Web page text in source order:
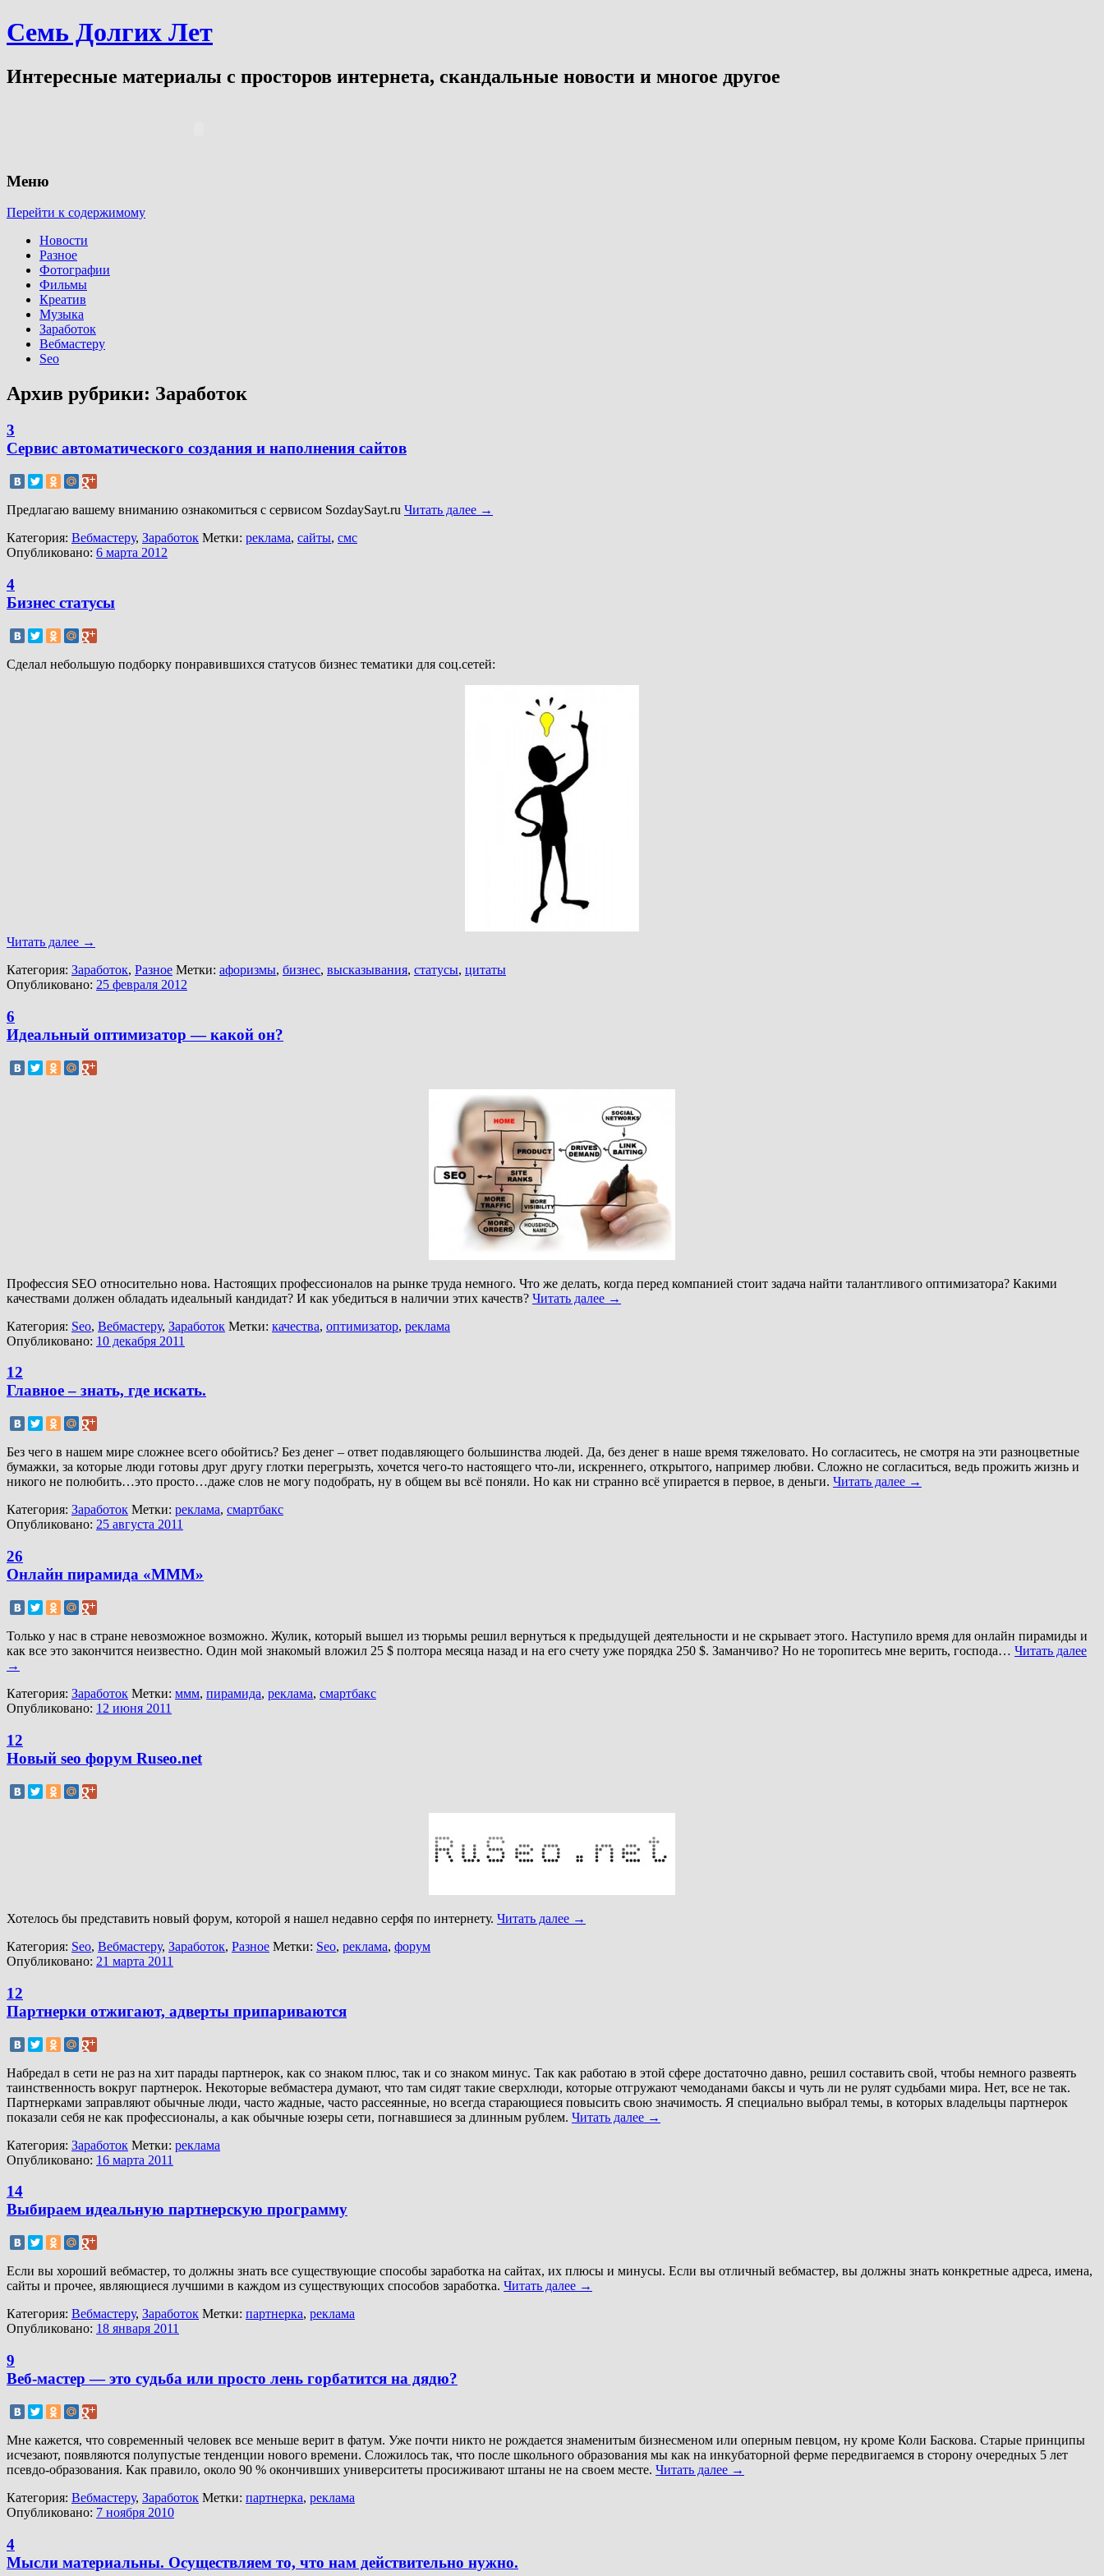
Семь Долгих Лет
Интересные материалы с просторов интернета, скандальные новости и многое другое
Меню
Перейти к содержимому
Новости
Разное
Фотографии
Фильмы
Креатив
Музыка
Заработок
Вебмастеру
Seo
Архив рубрики: Заработок
3
Сервис автоматического создания и наполнения сайтов
Предлагаю вашему вниманию ознакомиться с сервисом SozdaySayt.ru Читать далее →
Категория: Вебмастеру, Заработок Метки: реклама, сайты, смс
Опубликовано: 6 марта 2012
4
Бизнес статусы
Сделал небольшую подборку понравившихся статусов бизнес тематики для соц.сетей:
Читать далее →
Категория: Заработок, Разное Метки: афоризмы, бизнес, высказывания, статусы, цитаты
Опубликовано: 25 февраля 2012
6
Идеальный оптимизатор — какой он?
Профессия SEO относительно нова. Настоящих профессионалов на рынке труда немного. Что же делать, когда перед компанией стоит задача найти талантливого оптимизатора? Какими
качествами должен обладать идеальный кандидат? И как убедиться в наличии этих качеств? Читать далее →
Категория: Seo, Вебмастеру, Заработок Метки: качества, оптимизатор, реклама
Опубликовано: 10 декабря 2011
12
Главное – знать, где искать.
Без чего в нашем мире сложнее всего обойтись? Без денег – ответ подавляющего большинства людей. Да, без денег в наше время тяжеловато. Но согласитесь, не смотря на эти разноцветные
бумажки, за которые люди готовы друг другу глотки перегрызть, хочется чего-то настоящего что-ли, искреннего, открытого, например любви. Сложно не согласиться, ведь прожить жизнь и
никого не полюбить…это просто…даже слов не могу подобрать, ну в общем вы всё поняли. Но как ни странно всё упирается в первое, в деньги. Читать далее →
Категория: Заработок Метки: реклама, смартбакс
Опубликовано: 25 августа 2011
26
Онлайн пирамида «МММ»
Только у нас в стране невозможное возможно. Жулик, который вышел из тюрьмы решил вернуться к предыдущей деятельности и не скрывает этого. Наступило время для онлайн пирамиды и
как все это закончится неизвестно. Один мой знакомый вложил 25 $ полтора месяца назад и на его счету уже порядка 250 $. Заманчиво? Но не торопитесь мне верить, господа… Читать далее
→
Категория: Заработок Метки: ммм, пирамида, реклама, смартбакс
Опубликовано: 12 июня 2011
12
Новый seo форум Ruseo.net
Хотелось бы представить новый форум, которой я нашел недавно серфя по интернету. Читать далее →
Категория: Seo, Вебмастеру, Заработок, Разное Метки: Seo, реклама, форум
Опубликовано: 21 марта 2011
12
Партнерки отжигают, адверты припариваются
Набредал в сети не раз на хит парады партнерок, как со знаком плюс, так и со знаком минус. Так как работаю в этой сфере достаточно давно, решил составить свой, чтобы немного развеять
таинственность вокруг партнерок. Некоторые вебмастера думают, что там сидят такие сверхлюди, которые отгружают чемоданами баксы и чуть ли не рулят судьбами мира. Нет, все не так.
Партнерками заправляют обычные люди, часто жадные, часто рассеянные, но всегда старающиеся повысить свою значимость. Я специально выбрал темы, в которых владельцы партнерок
показали себя не как профессионалы, а как обычные юзеры сети, погнавшиеся за длинным рублем. Читать далее →
Категория: Заработок Метки: реклама
Опубликовано: 16 марта 2011
14
Выбираем идеальную партнерскую программу
Если вы хороший вебмастер, то должны знать все существующие способы заработка на сайтах, их плюсы и минусы. Если вы отличный вебмастер, вы должны знать конкретные адреса, имена,
сайты и прочее, являющиеся лучшими в каждом из существующих способов заработка. Читать далее →
Категория: Вебмастеру, Заработок Метки: партнерка, реклама
Опубликовано: 18 января 2011
9
Веб-мастер — это судьба или просто лень горбатится на дядю?
Мне кажется, что современный человек все меньше верит в фатум. Уже почти никто не рождается знаменитым бизнесменом или оперным певцом, ну кроме Коли Баскова. Старые принципы
исчезают, появляются полупустые тенденции нового времени. Сложилось так, что после школьного образования мы как на инкубаторной ферме передвигаемся в сторону очередных 5 лет
псевдо-образования. Как правило, около 90 % окончивших университеты просиживают штаны не на своем месте. Читать далее →
Категория: Вебмастеру, Заработок Метки: партнерка, реклама
Опубликовано: 7 ноября 2010
4
Мысли материальны. Осуществляем то, что нам действительно нужно.